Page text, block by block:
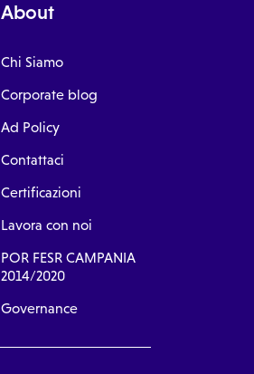
About
Chi Siamo
Corporate blog
Ad Policy
Contattaci
Certificazioni
Lavora con noi
POR FESR CAMPANIA
2014/2020
Governance